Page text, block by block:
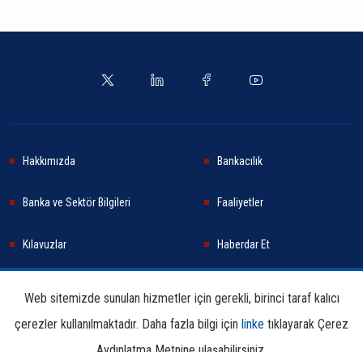
Hakkımızda Bankacılık
Banka ve Sektör Bilgileri Faaliyetler
Kılavuzlar Haberdar Et
Araştırma ve Yayınlar İletişim Bilgileri
Web sitemizde sunulan hizmetler için gerekli, birinci taraf kalıcı
çerezler kullanılmaktadır. Daha fazla bilgi için linke tıklayarak Çerez